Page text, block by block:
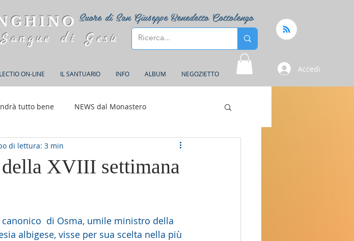
Suore di San Giuseppe Benedetto Cottolengo
di Gesù
LECTIO ON-LINE IL SANTUARIO INFO ALBUM NEGOZIETTO
Accedi
tutto bene NEWS dal Monastero
della XVIII settimana
di lettura: 3 min
canonico  di Osma, umile ministro della
albigese, visse per sua scelta nella più